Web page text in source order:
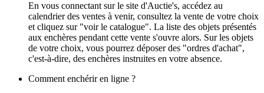
En vous connectant sur le site d'Auctie's, accédez au
calendrier des ventes à venir, consultez la vente de votre choix
et cliquez sur "voir le catalogue". La liste des objets présentés
aux enchères pendant cette vente s'ouvre alors. Sur les objets
de votre choix, vous pourrez déposer des "ordres d'achat",
c'est-à-dire, des enchères instruites en votre absence.
Comment enchérir en ligne ?